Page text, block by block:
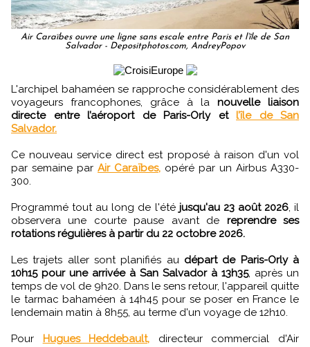
Air Caraïbes ouvre une ligne sans escale entre Paris et l’île de San
Salvador - Depositphotos.com, AndreyPopov
L'archipel bahaméen se rapproche considérablement des
voyageurs francophones, grâce à la nouvelle liaison
directe entre l’aéroport de Paris-Orly et
l’île de San
Salvador.
Ce nouveau service direct est proposé à raison d'un vol
par semaine par Air Caraïbes, opéré par un Airbus A330-
300.
Programmé tout au long de l'été jusqu'au 23 août 2026, il
observera une courte pause avant de reprendre ses
rotations régulières à partir du 22 octobre 2026.
Les trajets aller sont planifiés au départ de Paris-Orly à
10h15 pour une arrivée à San Salvador à 13h35, après un
temps de vol de 9h20. Dans le sens retour, l'appareil quitte
le tarmac bahaméen à 14h45 pour se poser en France le
lendemain matin à 8h55, au terme d'un voyage de 12h10.
Pour Hugues Heddebault, directeur commercial d'Air